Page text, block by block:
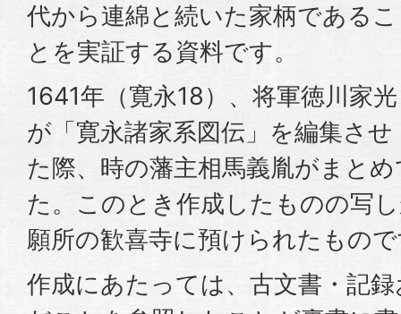
代から連綿と続いた家柄であるこ
とを実証する資料です。
1641年（寛永18）、将軍徳川家光
が「寛永諸家系図伝」を編集させ
た際、時の藩主相馬義胤がまと
た。このとき作成したものの写
願所の歓喜寺に預けられたもの
作成にあたっては、古文書・記